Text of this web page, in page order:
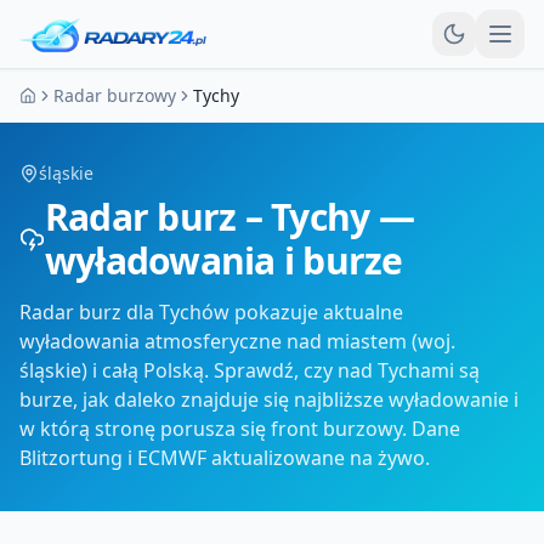
Strona główna
Radar burzowy Tychy
śląskie
Radar burz – Tychy —
wyładowania i burze
Radar burz dla Tychów pokazuje aktualne
wyładowania atmosferyczne nad miastem (woj.
śląskie) i całą Polską. Sprawdź, czy nad Tychami są
burze, jak daleko znajduje się najbliższe wyładowanie i
w którą stronę porusza się front burzowy. Dane
Blitzortung i ECMWF aktualizowane na żywo.